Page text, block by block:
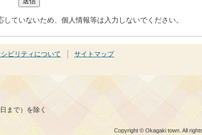
ていないため、個人情報等は入力しないでください。
ビリティについて サイトマップ
まで）を除く
Copyright © Okagaki town. All